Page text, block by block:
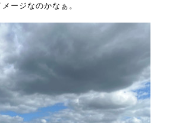
ージなのかなぁ。